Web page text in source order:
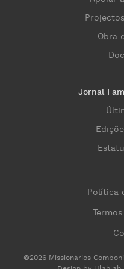
Obra
Jornal
©2026 Missionários
Política